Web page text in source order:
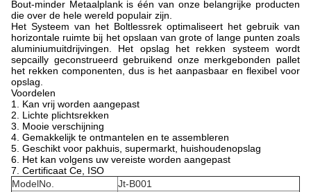
Bout-minder Metaalplank is één van onze belangrijke producten
die over de hele wereld populair zijn.
Het Systeem van het Boltlessrek optimaliseert het gebruik van
horizontale ruimte bij het opslaan van grote of lange punten zoals
aluminiumuitdrijvingen. Het opslag het rekken systeem wordt
sepcailly geconstrueerd gebruikend onze merkgebonden pallet
het rekken componenten, dus is het aanpasbaar en flexibel voor
opslag.
Voordelen
1. Kan vrij worden aangepast
2. Lichte plichtsrekken
3. Mooie verschijning
4. Gemakkelijk te ontmantelen en te assembleren
5. Geschikt voor pakhuis, supermarkt, huishoudenopslag
6. Het kan volgens uw vereiste worden aangepast
7. Certificaat Ce, ISO
ModelNo.
Jt-B001